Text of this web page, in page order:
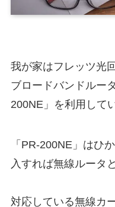
我が家はフレッツ光
ブロードバンドルー
200NE」を利用して
「PR-200NE」はひ
入すれば無線ルータ
対応している無線カ